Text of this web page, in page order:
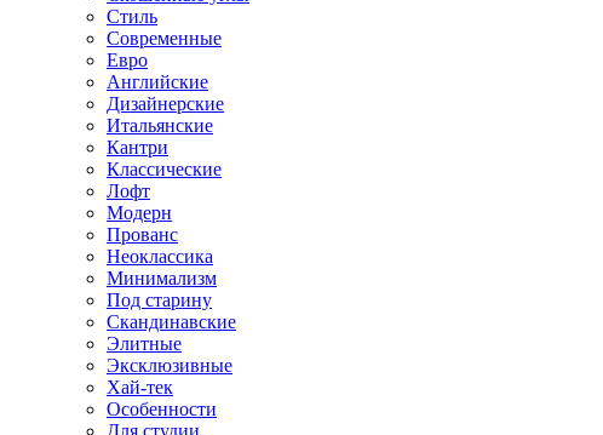
Стиль
Современные
Евро
Английские
Дизайнерские
Итальянские
Кантри
Классические
Лофт
Модерн
Прованс
Неоклассика
Минимализм
Под старину
Скандинавские
Элитные
Эксклюзивные
Хай-тек
Особенности
Для студии